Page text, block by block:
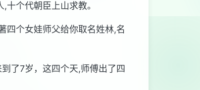
个代朝臣上山求教。
四个女娃师父给你取名姓林,名
了7岁，这四个天,师傅出了四